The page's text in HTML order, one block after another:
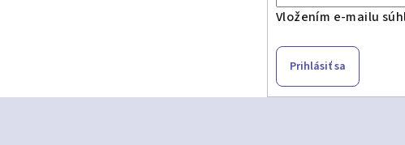
Vložením e-mailu
Prihlásiť sa